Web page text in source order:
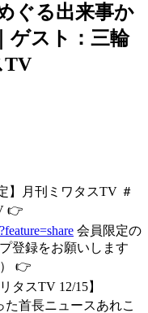
ぐる出来事か
ゲスト：三輪
TV
】月刊ミワタスTV ＃
👉️
会員限定の
登録をお願いします
👉
タスTV 12/15】
た首長ニュースあれこ